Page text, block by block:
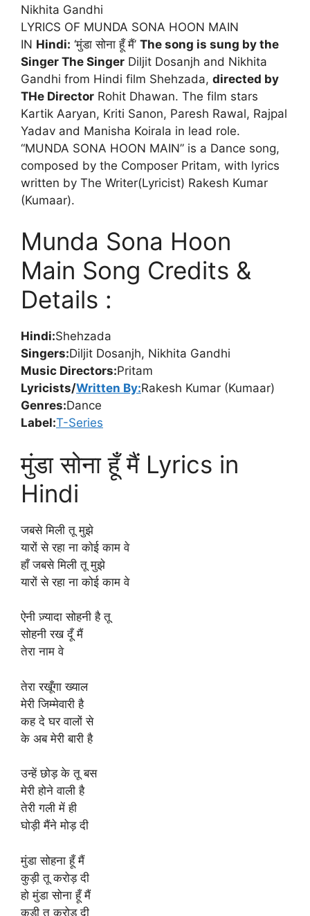
Nikhita Gandhi
LYRICS OF MUNDA SONA HOON MAIN
IN Hindi: ‘मुंडा सोना हूँ मैं’ The song is sung by the
Singer The Singer Diljit Dosanjh and Nikhita
Gandhi from Hindi film Shehzada, directed by
THe Director Rohit Dhawan. The film stars
Kartik Aaryan, Kriti Sanon, Paresh Rawal, Rajpal
Yadav and Manisha Koirala in lead role.
“MUNDA SONA HOON MAIN” is a Dance song,
composed by the Composer Pritam, with lyrics
written by The Writer(Lyricist) Rakesh Kumar
(Kumaar).
Munda Sona Hoon
Main Song Credits &
Details :
Hindi:Shehzada
Singers:Diljit Dosanjh, Nikhita Gandhi
Music Directors:Pritam
Lyricists/Written By:Rakesh Kumar (Kumaar)
Genres:Dance
Label:T-Series
मुंडा सोना हूँ मैं Lyrics in
Hindi
जबसे मिली तू मुझे
यारों से रहा ना कोई काम वे
हाँ जबसे मिली तू मुझे
यारों से रहा ना कोई काम वे
ऐनी ज़्यादा सोहनी है तू
सोहनी रख दूँ मैं
तेरा नाम वे
तेरा रखूँगा ख्याल
मेरी जिम्मेवारी है
कह दे घर वालों से
के अब मेरी बारी है
उन्हें छोड़ के तू बस
मेरी होने वाली है
तेरी गली में ही
घोड़ी मैंने मोड़ दी
मुंडा सोहना हूँ मैं
कुड़ी तू करोड़ दी
हो मुंडा सोना हूँ मैं
कुड़ी तू करोड़ दी